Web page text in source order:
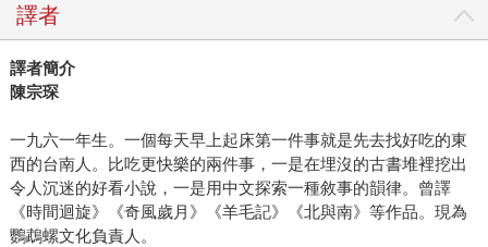
譯者
譯者簡介
陳宗琛
一九六一年生。一個每天早上起床第一件事就是先去找好吃的東
西的台南人。比吃更快樂的兩件事，一是在埋沒的古書堆裡挖出
令人沉迷的好看小說，一是用中文探索一種敘事的韻律。曾譯
《時間迴旋》《奇風歲月》《羊毛記》《北與南》等作品。現為
鸚鵡螺文化負責人。